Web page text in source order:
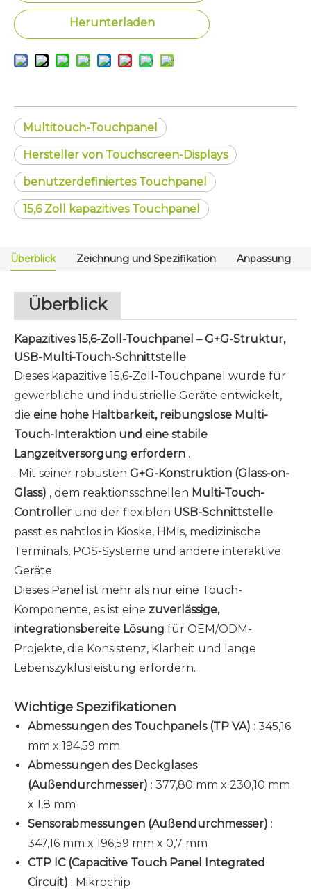
Herunterladen
Multitouch-Touchpanel
Hersteller von Touchscreen-Displays
benutzerdefiniertes Touchpanel
15,6 Zoll kapazitives Touchpanel
Überblick Zeichnung und Spezifikation Anpassung
Überblick
Kapazitives 15,6-Zoll-Touchpanel – G+G-Struktur,
USB-Multi-Touch-Schnittstelle
Dieses kapazitive 15,6-Zoll-Touchpanel wurde für
gewerbliche und industrielle Geräte entwickelt,
die eine hohe Haltbarkeit, reibungslose Multi-
Touch-Interaktion und eine stabile
Langzeitversorgung erfordern .
. Mit seiner robusten G+G-Konstruktion (Glass-on-
Glass) , dem reaktionsschnellen Multi-Touch-
Controller und der flexiblen USB-Schnittstelle
passt es nahtlos in Kioske, HMIs, medizinische
Terminals, POS-Systeme und andere interaktive
Geräte.
Dieses Panel ist mehr als nur eine Touch-
Komponente, es ist eine zuverlässige,
integrationsbereite Lösung für OEM/ODM-
Projekte, die Konsistenz, Klarheit und lange
Lebenszyklusleistung erfordern.
Wichtige Spezifikationen
Abmessungen des Touchpanels (TP VA) : 345,16
mm x 194,59 mm
Abmessungen des Deckglases
(Außendurchmesser) : 377,80 mm x 230,10 mm
x 1,8 mm
Sensorabmessungen (Außendurchmesser) :
347,16 mm x 196,59 mm x 0,7 mm
CTP IC (Capacitive Touch Panel Integrated
Circuit) : Mikrochip